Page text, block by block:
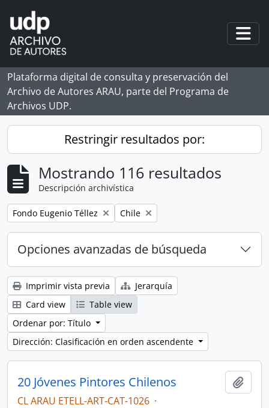
Skip to main content
Plataforma digital de consulta y preservación del
Archivo de Autores ARAU, parte del Programa de
Archivos UDP.
Restringir resultados por:
Mostrando 116 resultados
Descripción archivística
Remove filter:
Fondo Eugenio Téllez Remove filter:
Chile
Opciones avanzadas de búsqueda
Imprimir vista previa
Jerarquía
Card view
Table view
Ordenar por: Título
Dirección: Clasificación en orden ascendente
20 Jóvenes Pintores Chilenos
CL ARAU ETELL-ART-CAT-1026 ·